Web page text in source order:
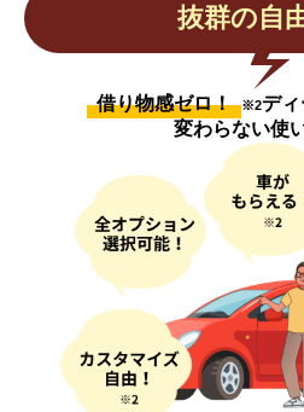
抜群の自
借り物感ゼロ！ ※2ディ
変わらない使